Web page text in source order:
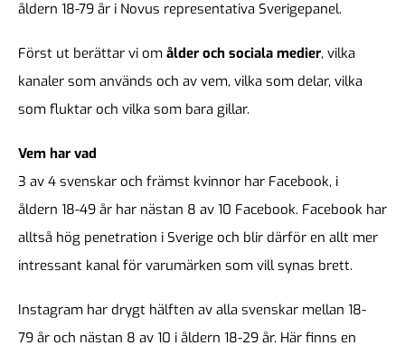
åldern 18-79 år i Novus representativa Sverigepanel.
Först ut berättar vi om ålder och sociala medier, vilka
kanaler som används och av vem, vilka som delar, vilka
som fluktar och vilka som bara gillar.
Vem har vad
3 av 4 svenskar och främst kvinnor har Facebook, i
åldern 18-49 år har nästan 8 av 10 Facebook. Facebook har
alltså hög penetration i Sverige och blir därför en allt mer
intressant kanal för varumärken som vill synas brett.
Instagram har drygt hälften av alla svenskar mellan 18-
79 år och nästan 8 av 10 i åldern 18-29 år. Här finns en